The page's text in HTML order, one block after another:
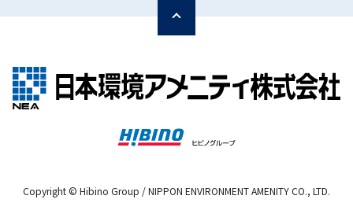
Copyright © Hibino Group / NIPPON ENVIRONMENT AMENITY CO., LTD.